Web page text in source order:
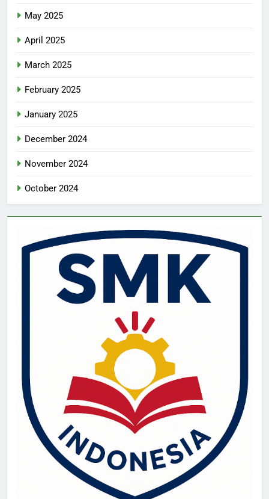
May 2025
April 2025
March 2025
February 2025
January 2025
December 2024
November 2024
October 2024